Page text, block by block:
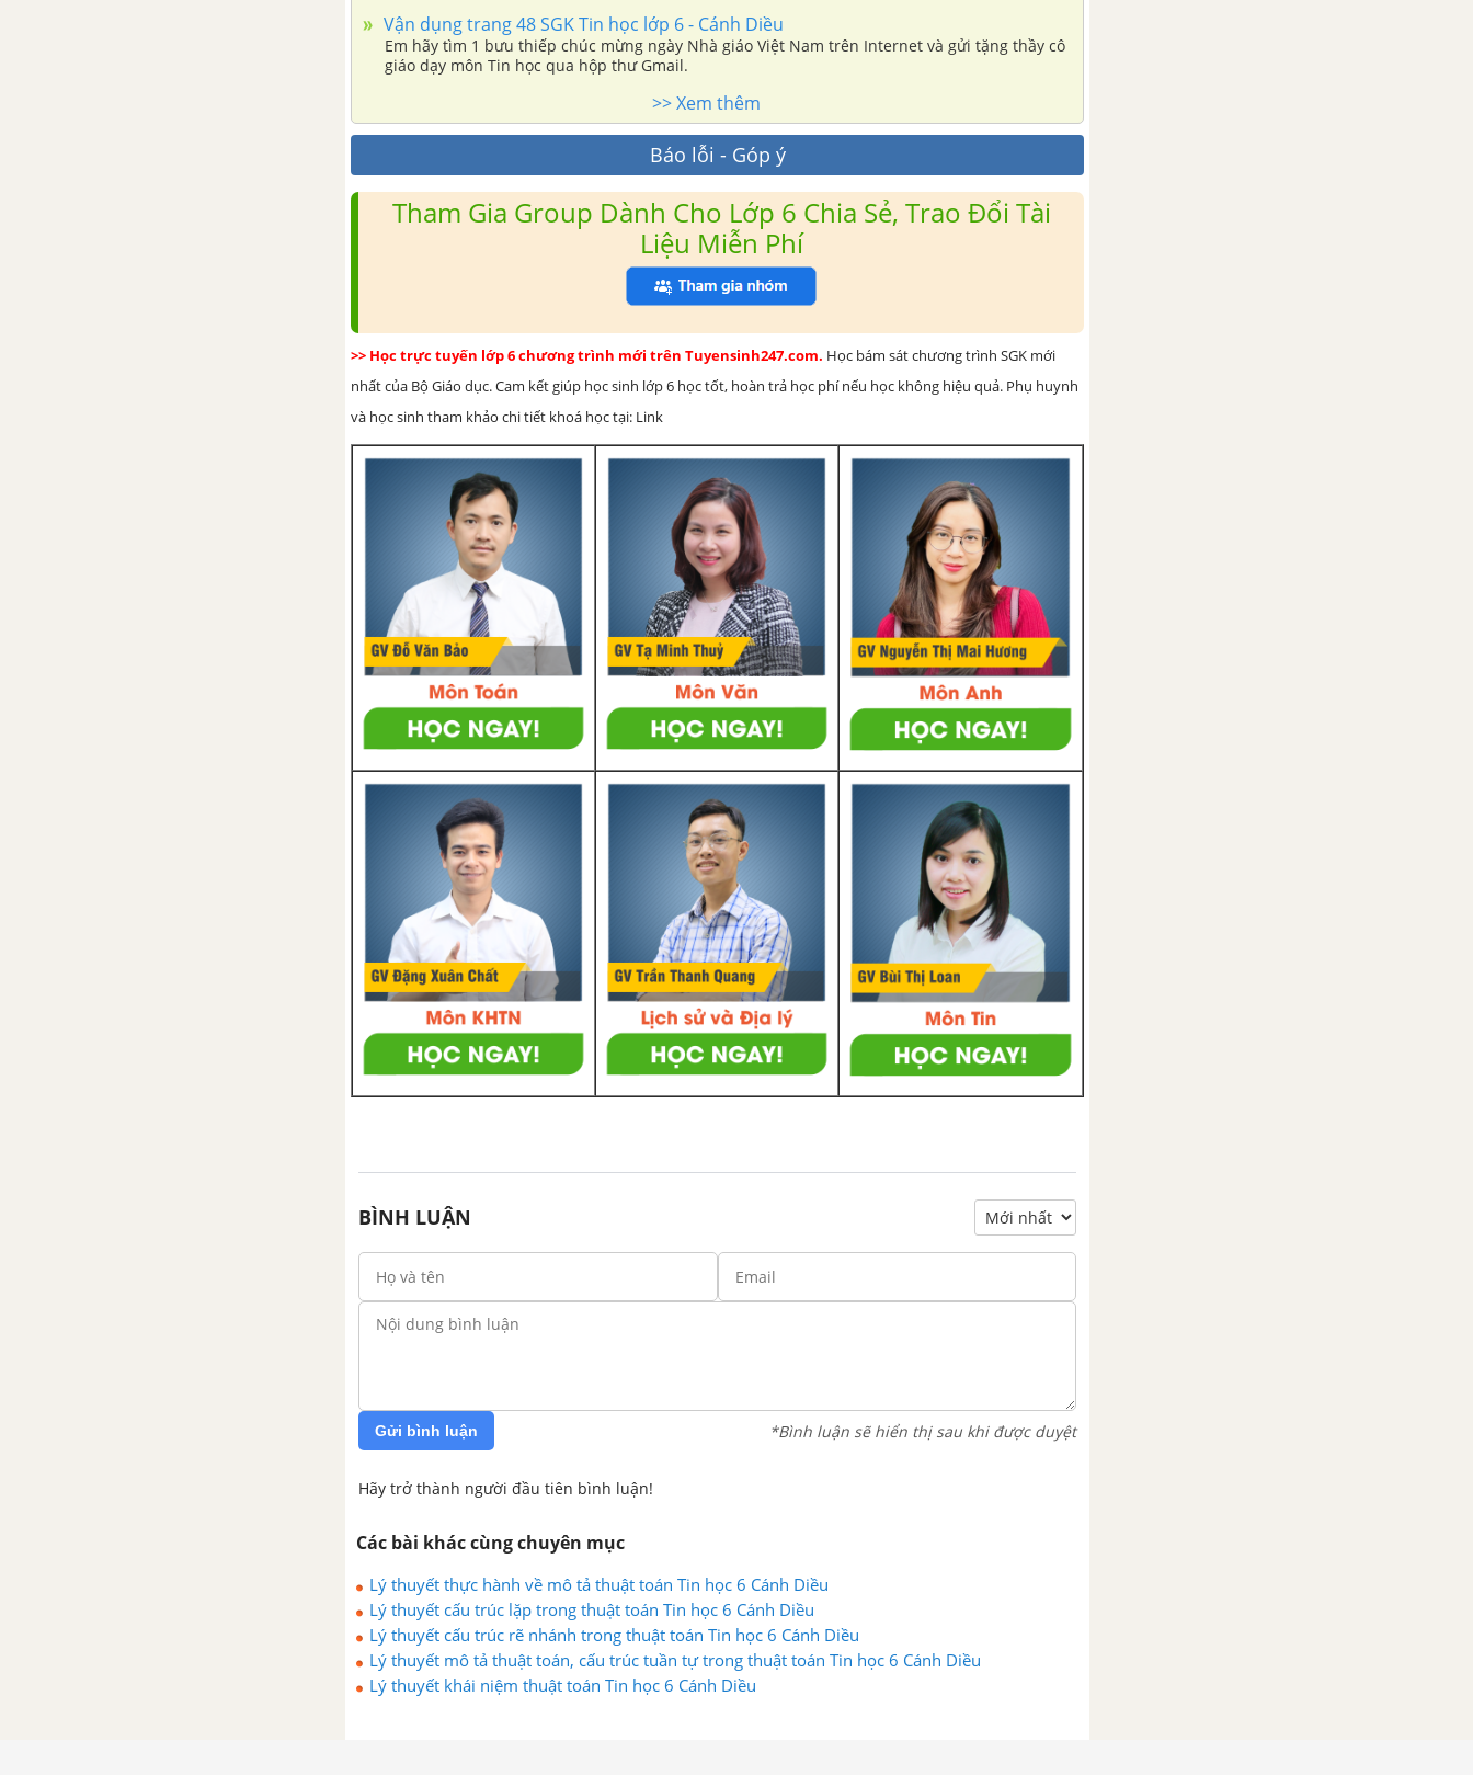
Vận dụng trang 48 SGK Tin học lớp 6 - Cánh Diều
Em hãy tìm 1 bưu thiếp chúc mừng ngày Nhà giáo Việt Nam trên Internet và gửi tặng thầy cô
giáo dạy môn Tin học qua hộp thư Gmail.
>> Xem thêm
Báo lỗi - Góp ý
Tham Gia Group Dành Cho Lớp 6 Chia Sẻ, Trao Đổi Tài
Liệu Miễn Phí
>> Học trực tuyến lớp 6 chương trình mới trên Tuyensinh247.com. Học bám sát chương trình SGK mới
nhất của Bộ Giáo dục. Cam kết giúp học sinh lớp 6 học tốt, hoàn trả học phí nếu học không hiệu quả. Phụ huynh
và học sinh tham khảo chi tiết khoá học tại: Link
BÌNH LUẬN
Gửi bình luận *Bình luận sẽ hiển thị sau khi được duyệt
Hãy trở thành người đầu tiên bình luận!
Các bài khác cùng chuyên mục
Lý thuyết thực hành về mô tả thuật toán Tin học 6 Cánh Diều
Lý thuyết cấu trúc lặp trong thuật toán Tin học 6 Cánh Diều
Lý thuyết cấu trúc rẽ nhánh trong thuật toán Tin học 6 Cánh Diều
Lý thuyết mô tả thuật toán, cấu trúc tuần tự trong thuật toán Tin học 6 Cánh Diều
Lý thuyết khái niệm thuật toán Tin học 6 Cánh Diều